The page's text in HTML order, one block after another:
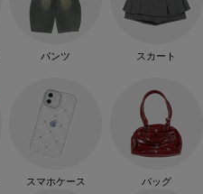
パンツ スカート
スマホケース バッグ